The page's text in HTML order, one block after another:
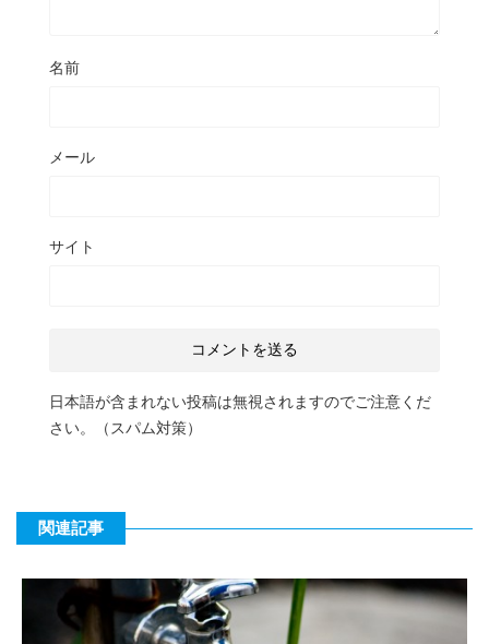
名前
メール
サイト
日本語が含まれない投稿は無視されますのでご注意くだ
さい。（スパム対策）
関連記事